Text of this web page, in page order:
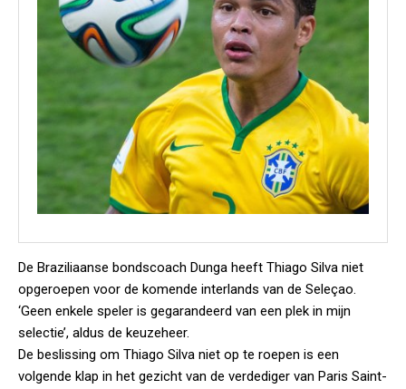
De Braziliaanse bondscoach Dunga heeft Thiago Silva niet
opgeroepen voor de komende interlands van de Seleçao.
‘Geen enkele speler is gegarandeerd van een plek in mijn
selectie’, aldus de keuzeheer.
De beslissing om Thiago Silva niet op te roepen is een
volgende klap in het gezicht van de verdediger van Paris Saint-